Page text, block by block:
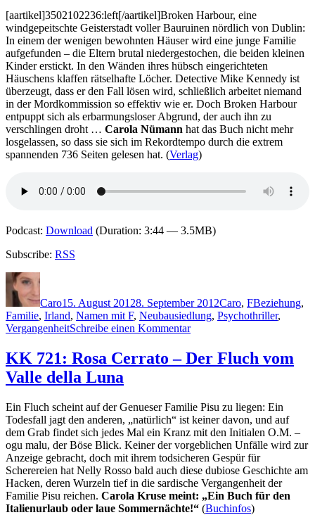
–
Das
Mädchen,
das
verstummte
[aartikel]3502102236:left[/aartikel]Broken Harbour, eine
windgepeitschte Geisterstadt voller Bauruinen nördlich von Dublin:
In einem der wenigen bewohnten Häuser wird eine junge Familie
aufgefunden – die Eltern brutal niedergestochen, die beiden kleinen
Kinder erstickt. In den Wänden ihres hübsch eingerichteten
Häuschens klaffen rätselhafte Löcher. Detective Mike Kennedy ist
überzeugt, dass er den Fall lösen wird, schließlich arbeitet niemand
in der Mordkommission so effektiv wie er. Doch Broken Harbour
entpuppt sich als erbarmungsloser Abgrund, der auch ihn zu
verschlingen droht … Carola Nümann hat das Buch nicht mehr
losgelassen, so dass sie sich im Rekordtempo durch die extrem
spannenden 736 Seiten gelesen hat. (Verlag)
Podcast: Download (Duration: 3:44 — 3.5MB)
Subscribe: RSS
Autor
Caro15. August 20128. September 2012Caro, FBeziehung,
Familie, Irland, Namen mit F, Neubausiedlung, Psychothriller,
VergangenheitSchreibe einen Kommentarzu
845:
Tana
Schattenstill
KK 721: Rosa Cerrato – Der Fluch vom
Valle della Luna
Ein Fluch scheint auf der Genueser Familie Pisu zu liegen: Ein
Todesfall jagt den anderen, „natürlich“ ist keiner davon, und auf
dem Grab findet sich jedes Mal ein Kranz mit den Initialen O.M. –
ogu malu, der Böse Blick. Keiner der vorgeblichen Unfälle wird zur
Anzeige gebracht, doch mit ihrem todsicheren Gespür für
Scherereien hat Nelly Rosso bald auch diese dubiose Geschichte am
Hacken, deren Wurzeln tief in die sardische Vergangenheit der
Familie Pisu reichen. Carola Kruse meint: „Ein Buch für den
Italienurlaub oder laue Sommernächte!“ (Buchinfos)